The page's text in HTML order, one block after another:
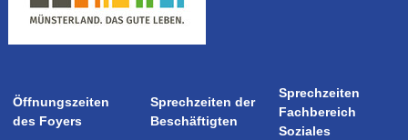
Öffnungszeiten
des Foyers
Sprechzeiten der
Beschäftigten
Sprechzeiten
Fachbereich
Soziales